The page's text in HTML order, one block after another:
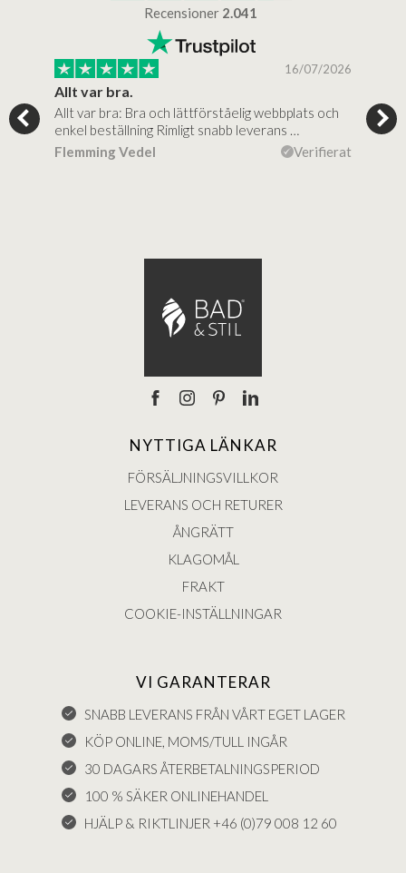
Recensioner 2.041
16/07/2026
Allt var bra.
Allt var bra: Bra och lättförståelig webbplats och
enkel beställning Rimligt snabb leverans …
Flemming Vedel
Verifierat
Jag
NYTTIGA LÄNKAR
FÖRSÄLJNINGSVILLKOR
LEVERANS OCH RETURER
ÅNGRÄTT
KLAGOMÅL
FRAKT
COOKIE-INSTÄLLNINGAR
VI GARANTERAR
SNABB LEVERANS FRÅN VÅRT EGET LAGER
KÖP ONLINE, MOMS/TULL INGÅR
30 DAGARS ÅTERBETALNINGSPERIOD
100 % SÄKER ONLINEHANDEL
HJÄLP & RIKTLINJER +46 (0)79 008 12 60